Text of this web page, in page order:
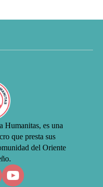
Humanitas, es una
que presta sus
del Oriente